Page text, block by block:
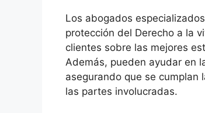
Los abogados
protección del Derecho a la
clientes sobre las mejores
Además, pueden ayudar en
asegurando que se cumplan
las partes involucradas.